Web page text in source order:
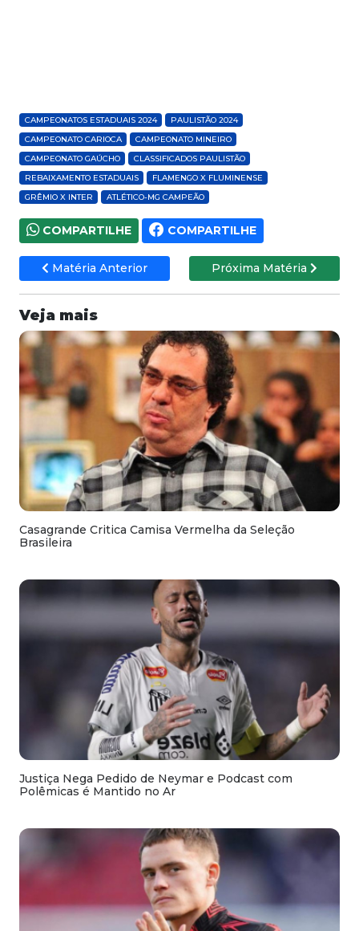
CAMPEONATOS ESTADUAIS 2024
PAULISTÃO 2024
CAMPEONATO CARIOCA
CAMPEONATO MINEIRO
CAMPEONATO GAÚCHO
CLASSIFICADOS PAULISTÃO
REBAIXAMENTO ESTADUAIS
FLAMENGO X FLUMINENSE
GRÊMIO X INTER
ATLÉTICO-MG CAMPEÃO
COMPARTILHE COMPARTILHE
Matéria Anterior Próxima Matéria
Veja mais
Casagrande Critica Camisa Vermelha da Seleção
Brasileira
Justiça Nega Pedido de Neymar e Podcast com
Polêmicas é Mantido no Ar